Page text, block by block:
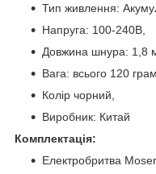
Тип живлення:
Напруга: 100-240В,
Довжина шнура: 1,8
Вага: всього 120 грам,
Колір чорний,
Виробник: Китай
Комплектація:
Електробритва